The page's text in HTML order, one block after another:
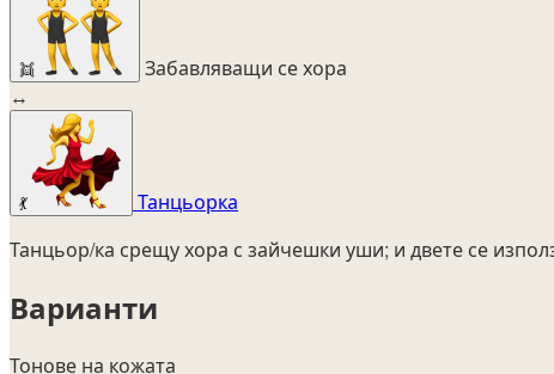
👯
Забавляващи се хора
↔
💃
Танцьорка
Танцьор/ка срещу хора с зайчешки уши; и двете се
Варианти
Тонове на кожата